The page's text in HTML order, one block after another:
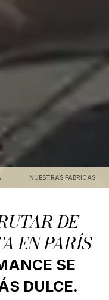
NUESTRAS FÁBRICAS
DE
EN PARÍS
SE
DULCE.